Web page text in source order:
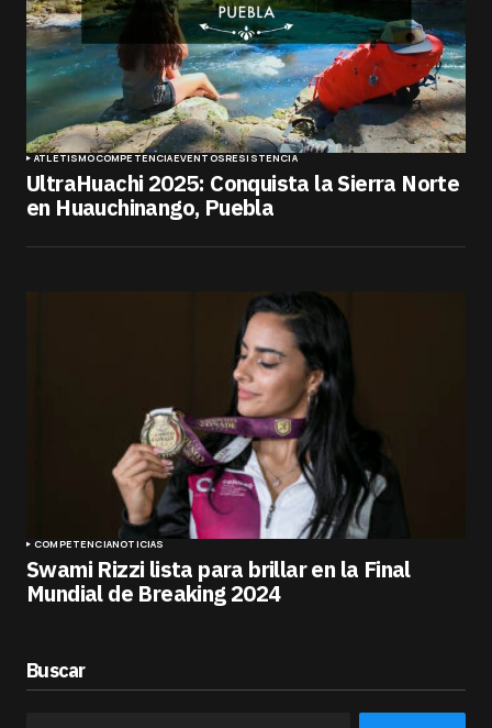
ATLETISMOCOMPETENCIAEVENTOSRESISTENCIA
UltraHuachi 2025: Conquista la Sierra Norte
en Huauchinango, Puebla
COMPETENCIANOTICIAS
Swami Rizzi lista para brillar en la Final
Mundial de Breaking 2024
Buscar